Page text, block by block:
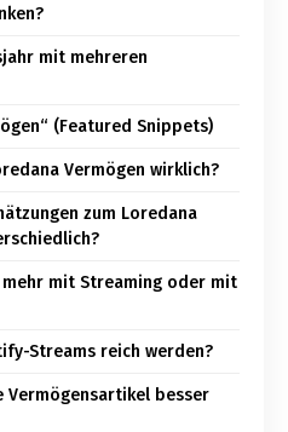
mit mehreren
(Featured Snippets)
Vermögen wirklich?
zum Loredana
mit Streaming oder mit
Streams reich werden?
Vermögensartikel besser